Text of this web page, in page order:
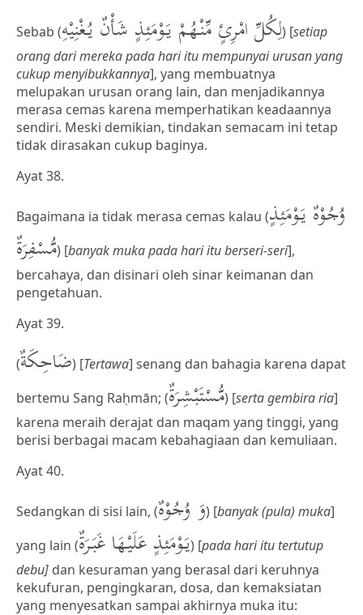
Sebab (لِكُلِّ امْرِئٍ مِّنْهُمْ يَوْمَئِذٍ شَأْنٌ يُغْنِيْهِ) [setiap
orang dari mereka pada hari itu mempunyai urusan yang
cukup menyibukkannya], yang membuatnya
melupakan urusan orang lain, dan menjadikannya
merasa cemas karena memperhatikan keadaannya
sendiri. Meski demikian, tindakan semacam ini tetap
tidak dirasakan cukup baginya.
Ayat 38.
Bagaimana ia tidak merasa cemas kalau (وُجُوْهٌ يَوْمَئِذٍ
مُّسْفِرَةٌ) [banyak muka pada hari itu berseri-seri],
bercahaya, dan disinari oleh sinar keimanan dan
pengetahuan.
Ayat 39.
(ضَاحِكَةٌ) [Tertawa] senang dan bahagia karena dapat
bertemu Sang Raḥmān; (مُّسْتَبْشِرَةٌ) [serta gembira ria]
karena meraih derajat dan maqam yang tinggi, yang
berisi berbagai macam kebahagiaan dan kemuliaan.
Ayat 40.
Sedangkan di sisi lain, (وَ وُجُوْهٌ) [banyak (pula) muka]
yang lain (يَوْمَئِذٍ عَلَيْهَا غَبَرَةٌ) [pada hari itu tertutup
debu] dan kesuraman yang berasal dari keruhnya
kekufuran, pengingkaran, dosa, dan kemaksiatan
yang menyesatkan sampai akhirnya muka itu: